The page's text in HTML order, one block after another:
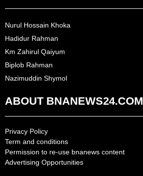
Nurul Hossain Khoka
Hadidur Rahman
Km Zahirul Qaiyum
Biplob Rahman
Nazimuddin Shymol
ABOUT BNANEWS24.COM
Privacy Policy
Term and conditions
Permission to re-use bnanews content
Advertising Opportunities